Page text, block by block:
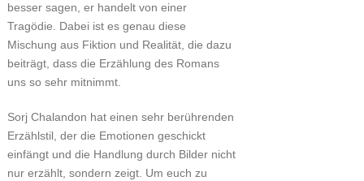
besser sagen, er handelt von einer
Tragödie. Dabei ist es genau diese
Mischung aus Fiktion und Realität, die dazu
beiträgt, dass die Erzählung des Romans
uns so sehr mitnimmt.
Sorj Chalandon hat einen sehr berührenden
Erzählstil, der die Emotionen geschickt
einfängt und die Handlung durch Bilder nicht
nur erzählt, sondern zeigt. Um euch zu